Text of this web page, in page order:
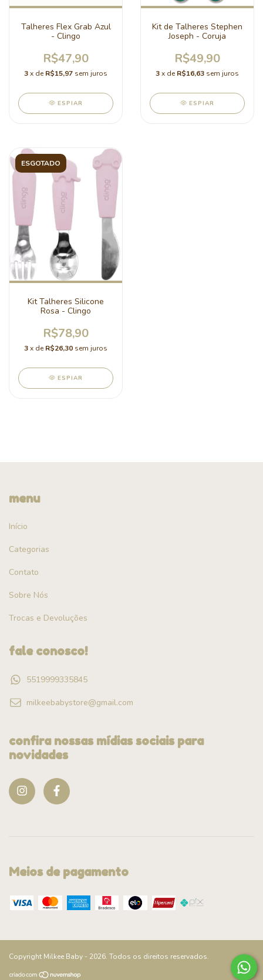
Talheres Flex Grab Azul
- Clingo
R$47,90
3x de R$15,97 sem juros
ESPIAR
Kit de Talheres Stephen
Joseph - Coruja
R$49,90
3x de R$16,63 sem juros
ESPIAR
ESGOTADO
Kit Talheres Silicone
Rosa - Clingo
R$78,90
3x de R$26,30 sem juros
ESPIAR
menu
Início
Categorias
Contato
Sobre Nós
Trocas e Devoluções
fale conosco!
5519999335845
milkeebabystore@gmail.com
confira nossas mídias sociais para
novidades
Meios de pagamento
Copyright Milkee Baby - 2026. Todos os direitos reservados.